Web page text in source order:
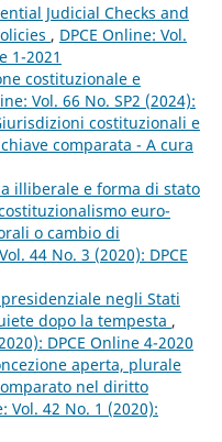
Judicial Checks and
, DPCE Online: Vol.
1-2021
costituzionale e
Vol. 66 No. SP2 (2024):
costituzionali e
comparata - A cura
illiberale e forma di stato
euro-
o cambio di
44 No. 3 (2020): DPCE
presidenziale negli Stati
dopo la tempesta ,
DPCE Online 4-2020
aperta, plurale
nel diritto
Vol. 42 No. 1 (2020):